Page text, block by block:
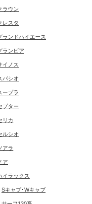
ラウン
レスタ
ランドハイエース
ランビア
イノス
パシオ
ープラ
プター
リカ
ルシオ
アラ
ア
イラックス
Sキャブ･Wキャブ